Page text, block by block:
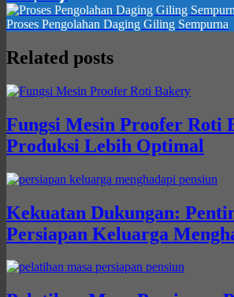
Proses Pengolahan Daging Giling Sempurna
Related posts
Fungsi Mesin Proofer Roti
Produksi Lebih Optimal
Kekuatan Dukungan:
Persiapan Keluarga